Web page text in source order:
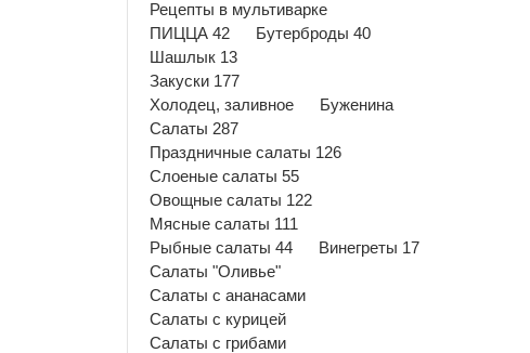
Рецепты в мультиварке
ПИЦЦА 42
Бутерброды 40
Шашлык 13
Закуски 177
Холодец, заливное
Буженина
Салаты 287
Праздничные салаты 126
Слоеные салаты 55
Овощные салаты 122
Мясные салаты 111
Рыбные салаты 44
Винегреты 17
Салаты "Оливье"
Салаты с ананасами
Салаты с курицей
Салаты с грибами